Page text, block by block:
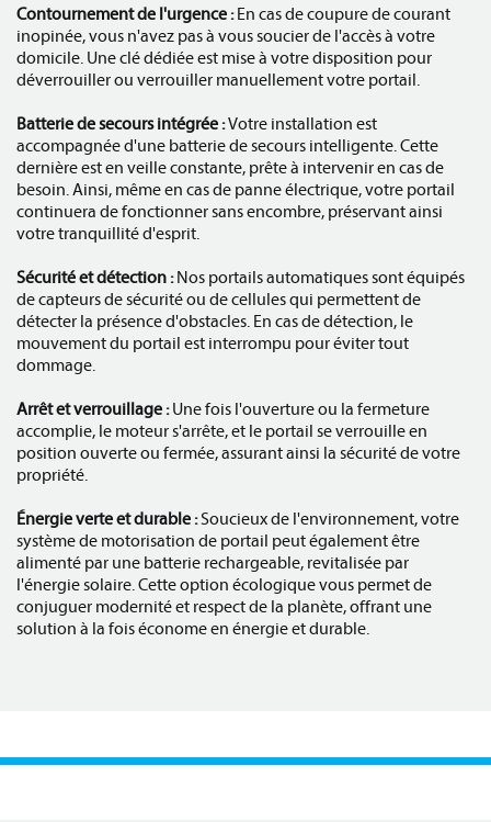
Contournement de l'urgence :En cas de coupure de courant
inopinée, vous n'avez pas à vous soucier de l'accès à votre
domicile. Une clé dédiée est mise à votre disposition pour
déverrouiller ou verrouiller manuellement votre portail.
Batterie de secours intégrée :Votre installation est
accompagnée d'une batterie de secours intelligente. Cette
dernière est en veille constante, prête à intervenir en cas de
besoin. Ainsi, même en cas de panne électrique, votre portail
continuera de fonctionner sans encombre, préservant ainsi
votre tranquillité d'esprit.
Sécurité et détection :Nos portails automatiques sont équipés
de capteurs de sécurité ou de cellules qui permettent de
détecter la présence d'obstacles. En cas de détection, le
mouvement du portail est interrompu pour éviter tout
dommage.
Arrêt et verrouillage :Une fois l'ouverture ou la fermeture
accomplie, le moteur s'arrête, et le portail se verrouille en
position ouverte ou fermée, assurant ainsi la sécurité de votre
propriété.
Énergie verte et durable :Soucieux de l'environnement, votre
système de motorisation de portail peut également être
alimenté par une batterie rechargeable, revitalisée par
l'énergie solaire. Cette option écologique vous permet de
conjuguer modernité et respect de la planète, offrant une
solution à la fois économe en énergie et durable.